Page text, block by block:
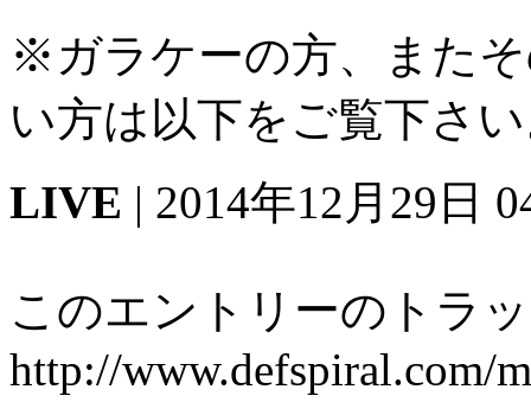
※ガラケーの方、また
い方は以下をご覧下さ
LIVE | 2014年12月29日
このエントリーのトラ
http://www.defspiral.com/